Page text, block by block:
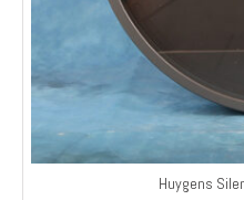
Huygens